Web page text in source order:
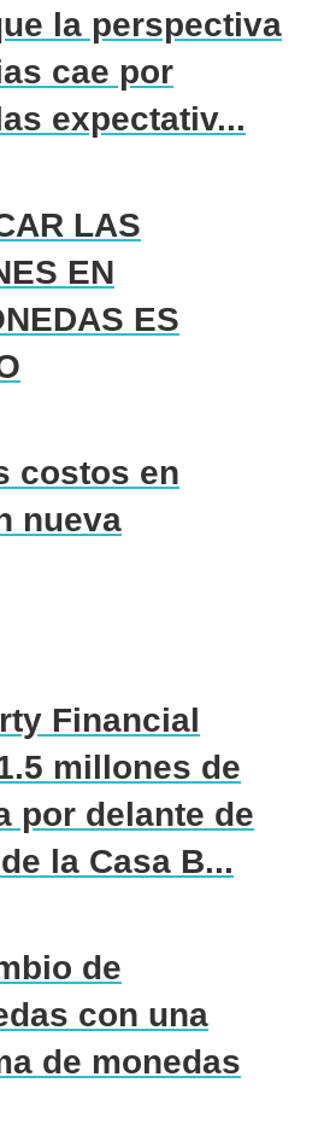
la perspectiva
cae por
expectativ...
LAS
EN
ES
costos en
nueva
Financial
millones de
por delante de
la Casa B...
de
con una
de monedas